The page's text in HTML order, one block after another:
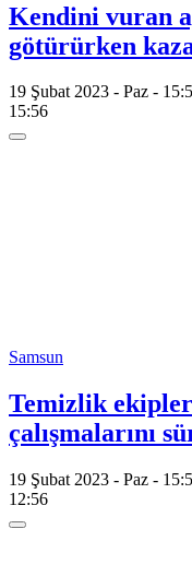
Kendini vuran
götürürken
19 Şubat 2023 - Paz -
15:56
Samsun
Temizlik
çalışmalarını
19 Şubat 2023 - Paz -
12:56